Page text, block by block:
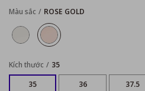
Màu sắc ROSE GOLD
Kích thước 35
35
36 37.5